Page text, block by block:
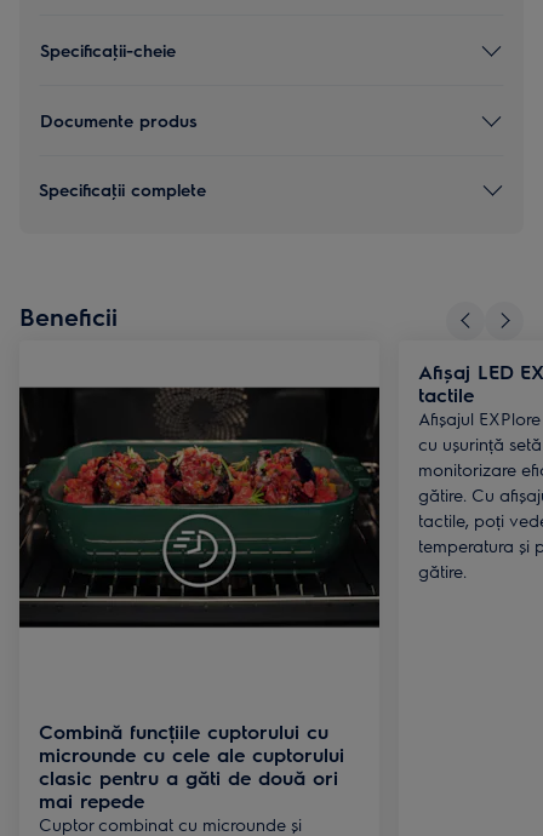
Specificaţii-cheie
Documente produs
Specificaţii complete
Beneficii
Combină funcțiile cuptorului cu
microunde cu cele ale cuptorului
clasic pentru a găti de două ori
mai repede
Cuptor combinat cu microunde și
Afișaj LED
tactile
Afișajul
cu ușurință
monitorizare
gătire. Cu
tactile, poți
temperatura și
gătire.